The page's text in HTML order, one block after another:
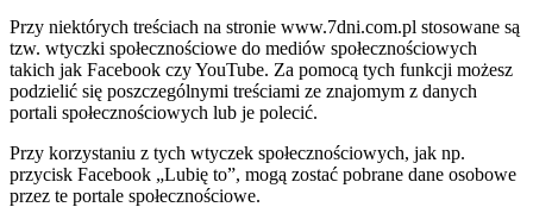
Przy niektórych treściach na stronie www.7dni.com.pl stosowane są
tzw. wtyczki społecznościowe do mediów społecznościowych
takich jak Facebook czy YouTube. Za pomocą tych funkcji możesz
podzielić się poszczególnymi treściami ze znajomym z danych
portali społecznościowych lub je polecić.
Przy korzystaniu z tych wtyczek społecznościowych, jak np.
przycisk Facebook „Lubię to”, mogą zostać pobrane dane osobowe
przez te portale społecznościowe.